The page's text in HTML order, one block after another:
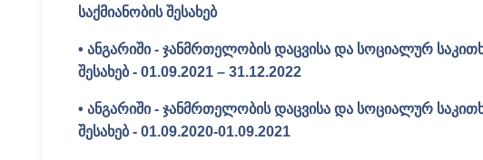
საქმიანობის შესახებ
• ანგარიში - ჯანმრთელობის დაცვისა და სოციალურ
შესახებ - 01.09.2021 – 31.12.2022
• ანგარიში - ჯანმრთელობის დაცვისა და სოციალურ
შესახებ - 01.09.2020-01.09.2021